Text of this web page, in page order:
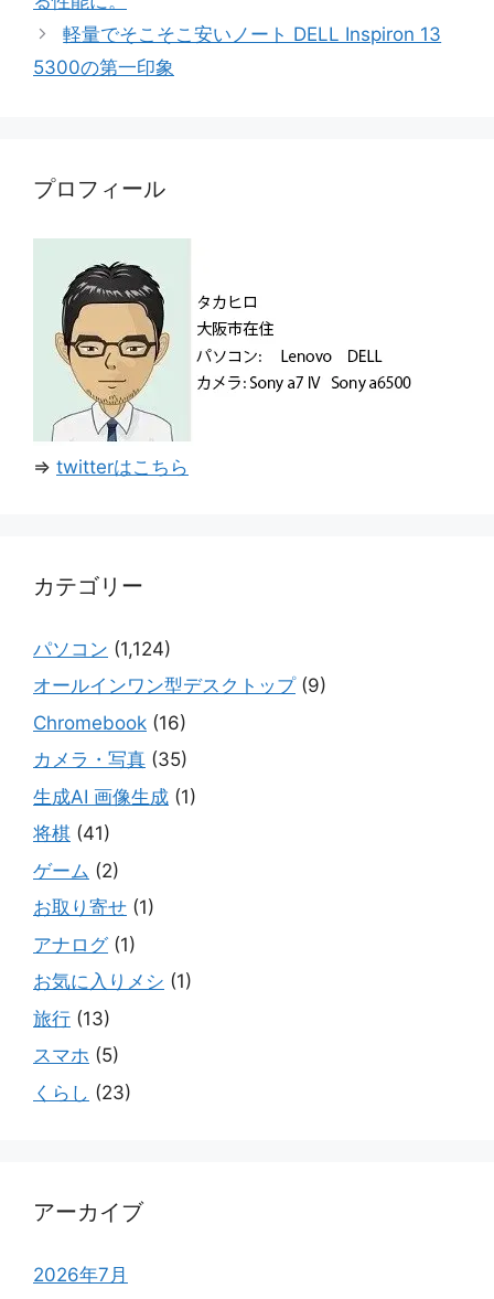
ー
軽量でそこそこ安いノート DELL Inspiron 13
5300の第一印象
プロフィール
⇒ twitterはこちら
カテゴリー
パソコン (1,124)
オールインワン型デスクトップ(9)
Chromebook (16)
カメラ・写真 (35)
生成AI 画像生成 (1)
将棋 (41)
ゲーム (2)
お取り寄せ (1)
アナログ(1)
お気に入りメシ (1)
旅行 (13)
スマホ (5)
くらし (23)
アーカイブ
2026年7月